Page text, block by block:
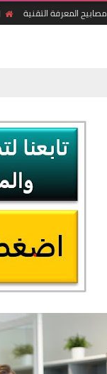
مصابيح المعرفة التقنية